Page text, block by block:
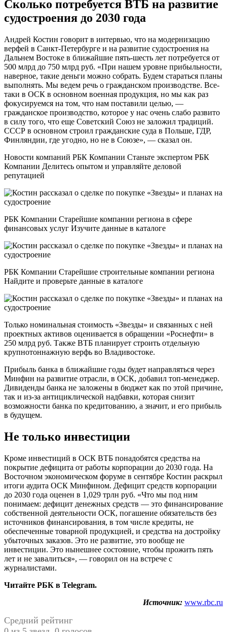
Сколько потребуется ВТБ на развитие
судостроения до 2030 года
Андрей Костин говорит в интервью, что на модернизацию
верфей в Санкт-Петербурге и на развитие судостроения на
Дальнем Востоке в ближайшие пять-шесть лет потребуется от
500 млрд до 750 млрд руб. «При нашем уровне прибыльности,
наверное, такие деньги можно собрать. Будем стараться планы
выполнять. Мы ведем речь о гражданском производстве. Все-
таки в ОСК в основном военная продукция, но мы как раз
фокусируемся на том, что нам поставили целью, —
гражданское производство, которое у нас очень слабо развито
в силу того, что еще Советский Союз не заложил традиций.
СССР в основном строил гражданские суда в Польше, ГДР,
Финляндии, где угодно, но не в Союзе», — сказал он.
Новости компаний РБК Компании Станьте экспертом РБК
Компании Делитесь опытом и управляйте деловой
репутацией
РБК Компании Старейшие компании региона в сфере
финансовых услуг Изучите данные в каталоге
РБК Компании Старейшие строительные компании региона
Найдите и проверьте данные в каталоге
Только номинальная стоимость «Звезды» и связанных с ней
проектных активов оценивается в обращении «Роснефти» в
250 млрд руб. Также ВТБ планирует строить отдельную
крупнотоннажную верфь во Владивостоке.
Прибыль банка в ближайшие годы будет направляться через
Минфин на развитие отрасли, в ОСК, добавил топ-менеджер.
Дивиденды банка не заложены в бюджет как по этой причине,
так и из-за антициклической надбавки, которая снизит
возможности банка по кредитованию, а значит, и его прибыль
в будущем.
Не только инвестиции
Кроме инвестиций в ОСК ВТБ понадобятся средства на
покрытие дефицита от работы корпорации до 2030 года. На
Восточном экономическом форуме в сентябре Костин раскрыл
итоги аудита ОСК Минфином. Дефицит средств корпорации
до 2030 года оценен в 1,029 трлн руб. «Что мы под ним
понимаем: дефицит денежных средств — это финансирование
собственной деятельности ОСК, погашение обязательств без
источников финансирования, в том числе кредиты, не
обеспеченные товарной продукцией, и средства на достройку
убыточных заказов. Это не развитие, это вообще не
инвестиции. Это нынешнее состояние, чтобы прожить пять
лет и не завалиться», — говорил он на встрече с
журналистами.
Читайте РБК в Telegram.
Источник: www.rbc.ru
Средний рейтинг